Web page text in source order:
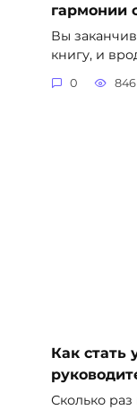
гармонии
Вы
книгу, и
0 846
Как
Сколько